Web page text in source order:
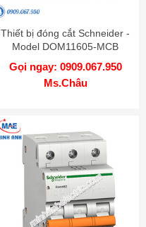
Thiết bị đóng cắt Schneider -
Model DOM11605-MCB
Gọi ngay: 0909.067.950
Ms.Châu